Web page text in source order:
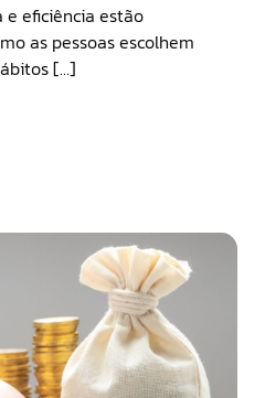
eficiência estão
as pessoas escolhem
[…]